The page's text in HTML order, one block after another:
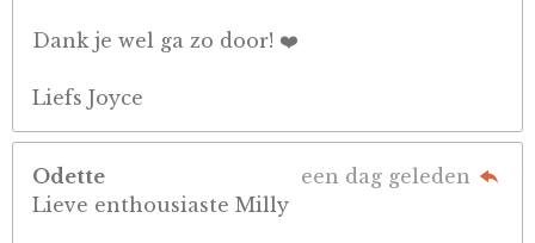
Dank je wel ga zo door! ❤️
Liefs Joyce
Odette
een dag geleden
Lieve enthousiaste Milly